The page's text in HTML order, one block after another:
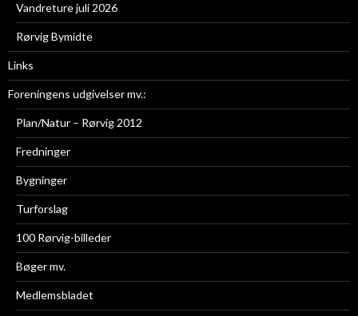
Vandreture juli 2026
Rørvig Bymidte
Links
Foreningens udgivelser mv.:
Plan/Natur – Rørvig 2012
Fredninger
Bygninger
Turforslag
100 Rørvig-billeder
Bøger mv.
Medlemsbladet